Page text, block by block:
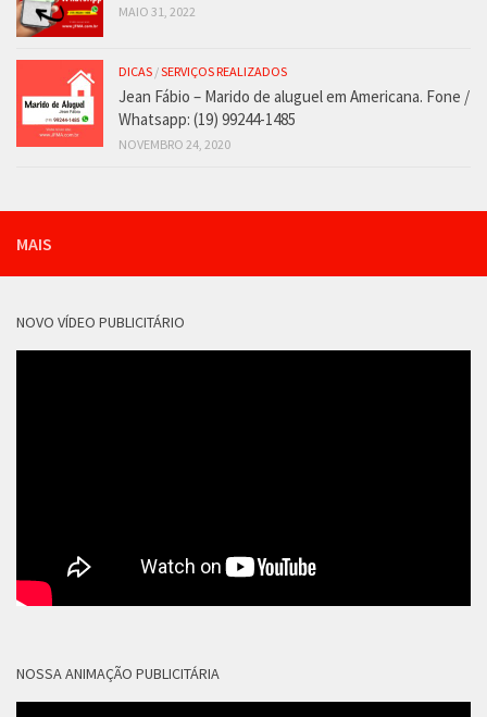
MAIO 31, 2022
DICAS /SERVIÇOS REALIZADOS
Jean Fábio – Marido de aluguel em Americana. Fone /
Whatsapp: (19) 99244-1485
NOVEMBRO 24, 2020
MAIS
NOVO VÍDEO PUBLICITÁRIO
NOSSA ANIMAÇÃO PUBLICITÁRIA